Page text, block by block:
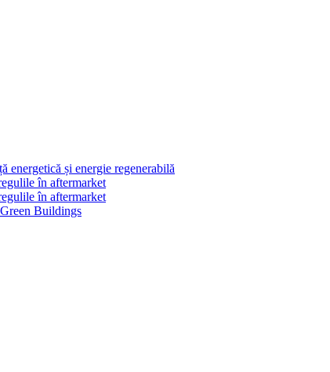
energetică și energie regenerabilă
în aftermarket
în aftermarket
Buildings